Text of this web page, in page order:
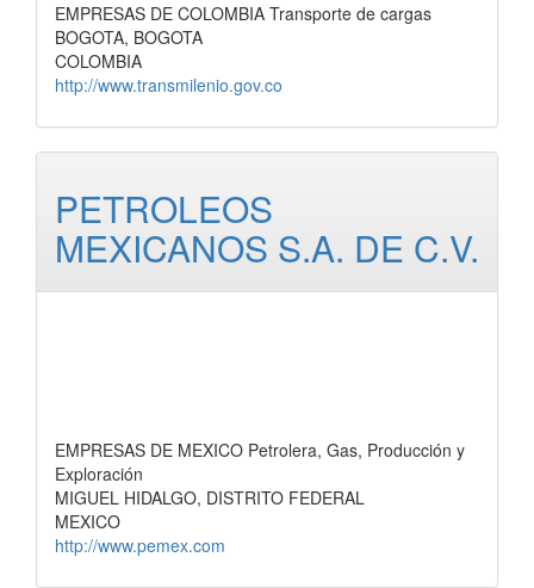
EMPRESAS DE COLOMBIA Transporte de cargas
BOGOTA, BOGOTA
COLOMBIA
http://www.transmilenio.gov.co
PETROLEOS
MEXICANOS S.A. DE C.V.
EMPRESAS DE MEXICO Petrolera, Gas, Producción y
Exploración
MIGUEL HIDALGO, DISTRITO FEDERAL
MEXICO
http://www.pemex.com